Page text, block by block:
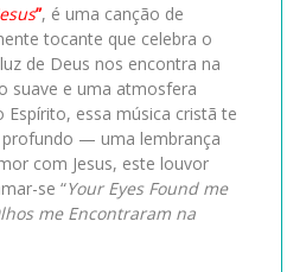
”, é uma canção de
tocante que celebra o
de Deus nos encontra na
suave e uma atmosfera
Espírito, essa música cristã te
— uma lembrança
com Jesus, este louvor
se “Your Eyes Found me
me Encontraram na